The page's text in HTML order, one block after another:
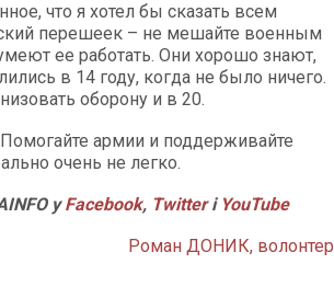
что я хотел бы сказать всем
перешеек – не мешайте военным
ее работать. Они хорошо знают,
в 14 году, когда не было ничего.
оборону и в 20.
армии и поддерживайте
очень не легко.
уFacebook, Twitterі YouTube
Роман ДОНИК, волонтер